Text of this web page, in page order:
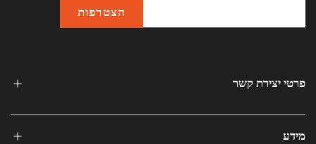
פרטי יצירת קשר
מידע